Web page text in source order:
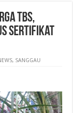
TBS,
Sertifikat
, SANGGAU